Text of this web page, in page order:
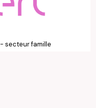
- secteur famille